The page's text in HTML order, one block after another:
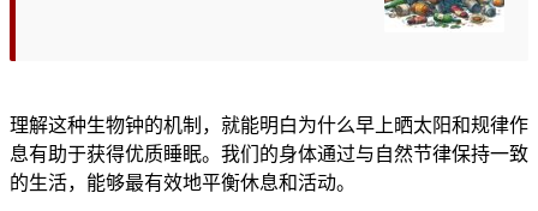
理解这种生物钟的机制，就能明白为什么早上晒太阳和规律作
息有助于获得优质睡眠。我们的身体通过与自然节律保持一致
的生活，能够最有效地平衡休息和活动。